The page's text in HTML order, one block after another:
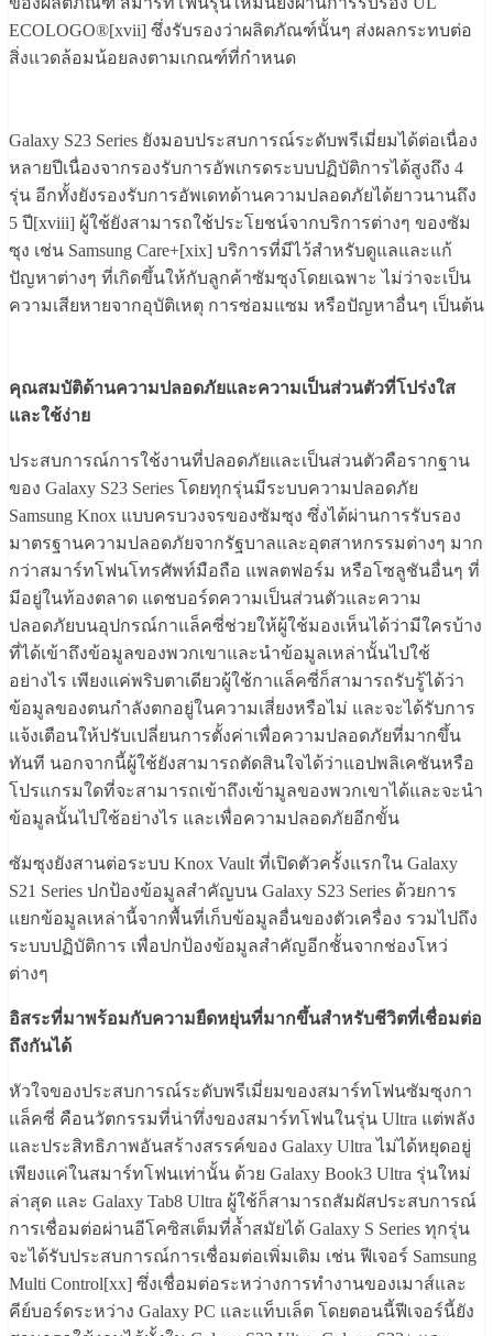
ECOLOGO®[xvii] ซึ่งรับรองว่าผลิตภัณฑ์นั้นๆ ส่งผลกระทบต่อ
สิ่งแวดล้อมน้อยลงตามเกณฑ์ที่กำหนด
Galaxy S23 Series ยังมอบประสบการณ์ระดับพรีเมี่ยมได้ต่อเนื่อง
หลายปีเนื่องจากรองรับการอัพเกรดระบบปฏิบัติการได้สูงถึง 4
รุ่น อีกทั้งยังรองรับการอัพเดทด้านความปลอดภัยได้ยาวนานถึง
5 ปี[xviii] ผู้ใช้ยังสามารถใช้ประโยชน์จากบริการต่างๆ ของซัม
ซุง เช่น Samsung Care+[xix] บริการที่มีไว้สำหรับดูแลและแก้
ปัญหาต่างๆ ที่เกิดขึ้นให้กับลูกค้าซัมซุงโดยเฉพาะ ไม่ว่าจะเป็น
ความเสียหายจากอุบัติเหตุ การซ่อมแซม หรือปัญหาอื่นๆ เป็นต้น
คุณสมบัติด้านความปลอดภัยและความเป็นส่วนตัวที่โปร่งใส
และใช้ง่าย
ประสบการณ์การใช้งานที่ปลอดภัยและเป็นส่วนตัวคือรากฐาน
ของ Galaxy S23 Series โดยทุกรุ่นมีระบบความปลอดภัย
Samsung Knox แบบครบวงจรของซัมซุง ซึ่งได้ผ่านการรับรอง
มาตรฐานความปลอดภัยจากรัฐบาลและอุตสาหกรรมต่างๆ มาก
กว่าสมาร์ทโฟนโทรศัพท์มือถือ แพลตฟอร์ม หรือโซลูชันอื่นๆ ที่
มีอยู่ในท้องตลาด แดชบอร์ดความเป็นส่วนตัวและความ
ปลอดภัยบนอุปกรณ์กาแล็คซี่ช่วยให้ผู้ใช้มองเห็นได้ว่ามีใครบ้าง
ที่ได้เข้าถึงข้อมูลของพวกเขาและนำข้อมูลเหล่านั้นไปใช้
อย่างไร เพียงแค่พริบตาเดียวผู้ใช้กาแล็คซี่ก็สามารถรับรู้ได้ว่า
ข้อมูลของตนกำลังตกอยู่ในความเสี่ยงหรือไม่ และจะได้รับการ
แจ้งเตือนให้ปรับเปลี่ยนการตั้งค่าเพื่อความปลอดภัยที่มากขึ้น
ทันที นอกจากนี้ผู้ใช้ยังสามารถตัดสินใจได้ว่าแอปพลิเคชันหรือ
โปรแกรมใดที่จะสามารถเข้าถึงเข้ามูลของพวกเขาได้และจะนำ
ข้อมูลนั้นไปใช้อย่างไร และเพื่อความปลอดภัยอีกขั้น
ซัมซุงยังสานต่อระบบ Knox Vault ที่เปิดตัวครั้งแรกใน Galaxy
S21 Series ปกป้องข้อมูลสำคัญบน Galaxy S23 Series ด้วยการ
แยกข้อมูลเหล่านี้จากพื้นที่เก็บข้อมูลอื่นของตัวเครื่อง รวมไปถึง
ระบบปฏิบัติการ เพื่อปกป้องข้อมูลสำคัญอีกชั้นจากช่องโหว่
ต่างๆ
อิสระที่มาพร้อมกับความยืดหยุ่นที่มากขึ้นสำหรับชีวิตที่เชื่อมต่อ
ถึงกันได้
หัวใจของประสบการณ์ระดับพรีเมี่ยมของสมาร์ทโฟนซัมซุงกา
แล็คซี่ คือนวัตกรรมที่น่าทึ่งของสมาร์ทโฟนในรุ่น Ultra แต่พลัง
และประสิทธิภาพอันสร้างสรรค์ของ Galaxy Ultra ไม่ได้หยุดอยู่
เพียงแค่ในสมาร์ทโฟนเท่านั้น ด้วย Galaxy Book3 Ultra รุ่นใหม่
ล่าสุด และ Galaxy Tab8 Ultra ผู้ใช้ก็สามารถสัมผัสประสบการณ์
การเชื่อมต่อผ่านอีโคซิสเต็มที่ล้ำสมัยได้ Galaxy S Series ทุกรุ่น
จะได้รับประสบการณ์การเชื่อมต่อเพิ่มเติม เช่น ฟีเจอร์ Samsung
Multi Control[xx] ซึ่งเชื่อมต่อระหว่างการทำงานของเมาส์และ
คีย์บอร์ดระหว่าง Galaxy PC และแท็บเล็ต โดยตอนนี้ฟีเจอร์นี้ยัง